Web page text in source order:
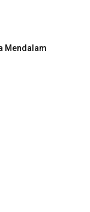
Mendalam